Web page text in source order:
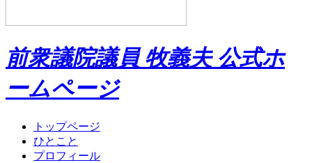
前衆議院議員 牧義夫 公式ホ
ームページ
トップページ
ひとこと
プロフィール